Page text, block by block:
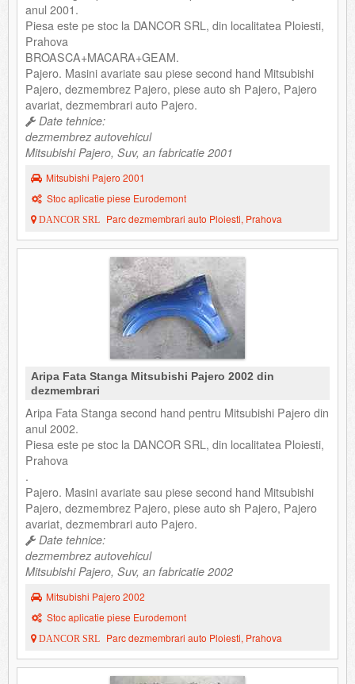
anul 2001.
Piesa este pe stoc la DANCOR SRL, din localitatea Ploiesti,
Prahova
BROASCA+MACARA+GEAM.
Pajero. Masini avariate sau piese second hand Mitsubishi
Pajero, dezmembrez Pajero, piese auto sh Pajero, Pajero
avariat, dezmembrari auto Pajero.
Date tehnice:
dezmembrez autovehicul
Mitsubishi Pajero, Suv, an fabricatie 2001
Mitsubishi Pajero 2001
Stoc aplicatie piese Eurodemont
DANCOR SRL Parc dezmembrari auto Ploiesti, Prahova
Aripa Fata Stanga Mitsubishi Pajero 2002 din
dezmembrari
Aripa Fata Stanga second hand pentru Mitsubishi Pajero din
anul 2002.
Piesa este pe stoc la DANCOR SRL, din localitatea Ploiesti,
Prahova
.
Pajero. Masini avariate sau piese second hand Mitsubishi
Pajero, dezmembrez Pajero, piese auto sh Pajero, Pajero
avariat, dezmembrari auto Pajero.
Date tehnice:
dezmembrez autovehicul
Mitsubishi Pajero, Suv, an fabricatie 2002
Mitsubishi Pajero 2002
Stoc aplicatie piese Eurodemont
DANCOR SRL Parc dezmembrari auto Ploiesti, Prahova